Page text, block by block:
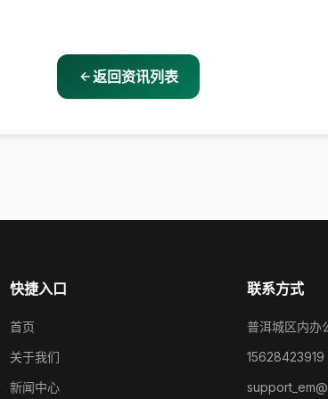
返回资讯列表
快捷入口
首页
关于我们
新闻中心
联系方式
普洱城区内办
15628423919